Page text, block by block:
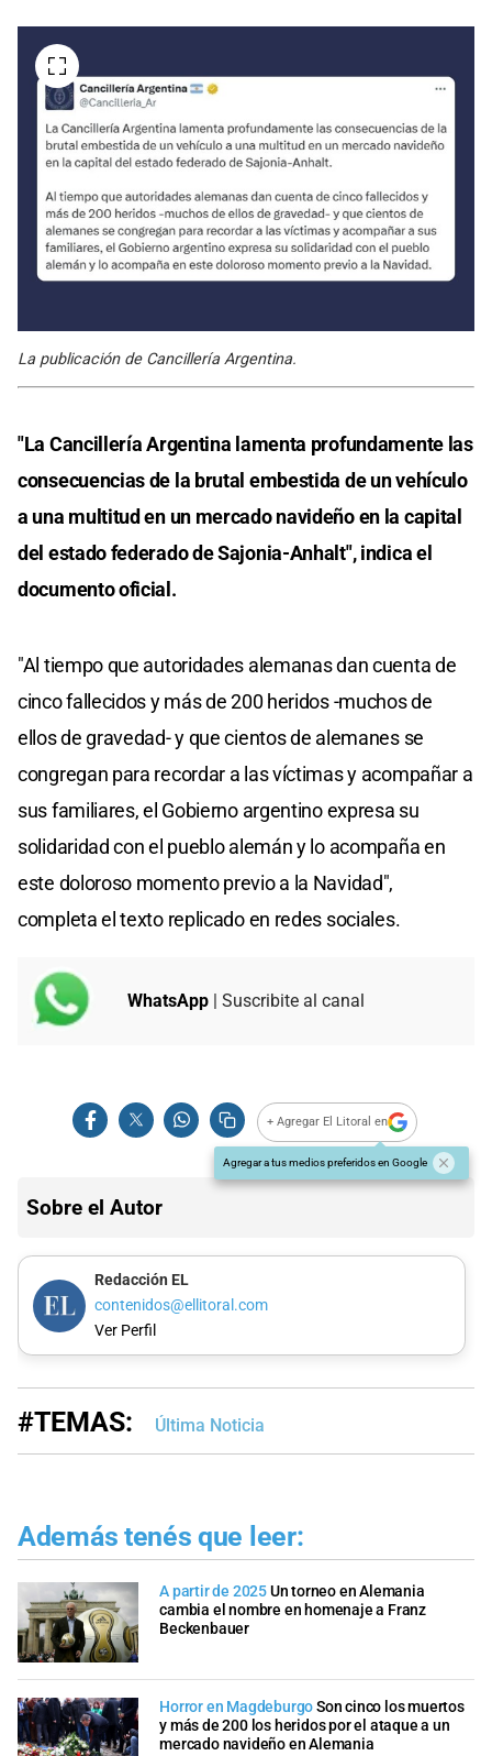
La publicación de Cancillería Argentina.
"La Cancillería Argentina lamenta profundamente las
consecuencias de la brutal embestida de un vehículo
a una multitud en un mercado navideño en la capital
del estado federado de Sajonia-Anhalt", indica el
documento oficial.
"Al tiempo que autoridades alemanas dan cuenta de
cinco fallecidos y más de 200 heridos -muchos de
ellos de gravedad- y que cientos de alemanes se
congregan para recordar a las víctimas y acompañar a
sus familiares, el Gobierno argentino expresa su
solidaridad con el pueblo alemán y lo acompaña en
este doloroso momento previo a la Navidad",
completa el texto replicado en redes sociales.
WhatsApp | Suscribite al canal
+ Agregar El Litoral en
Agregar a tus medios preferidos en Google
Sobre el Autor
Redacción EL
contenidos@ellitoral.com
Ver Perfil
#TEMAS: Última Noticia
Además tenés que leer:
A partir de 2025Un torneo en Alemania
cambia el nombre en homenaje a Franz
Beckenbauer
Horror en MagdeburgoSon cinco los muertos
y más de 200 los heridos por el ataque a un
mercado navideño en Alemania